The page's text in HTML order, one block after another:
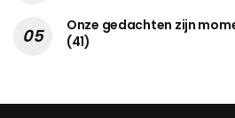
Onze gedachten zijn
(41)